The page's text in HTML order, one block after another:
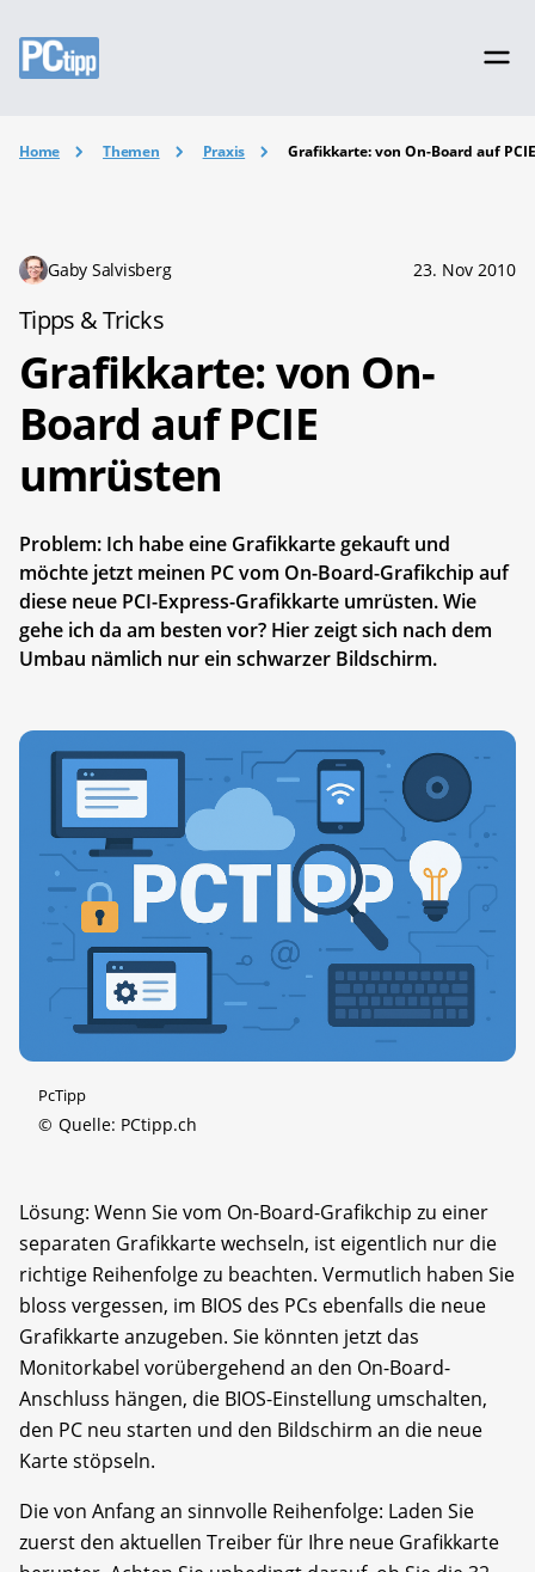
Home Themen Praxis Grafikkarte: von On-Board auf
Gaby Salvisberg 23. Nov 2010
Tipps & Tricks
Grafikkarte: von On-
Board auf PCIE
umrüsten
Problem: Ich habe eine Grafikkarte gekauft und
möchte jetzt meinen PC vom On-Board-Grafikchip auf
diese neue PCI-Express-Grafikkarte umrüsten. Wie
gehe ich da am besten vor? Hier zeigt sich nach dem
Umbau nämlich nur ein schwarzer Bildschirm.
PcTipp
© Quelle: PCtipp.ch
Lösung: Wenn Sie vom On-Board-Grafikchip zu einer
separaten Grafikkarte wechseln, ist eigentlich nur die
richtige Reihenfolge zu beachten. Vermutlich haben Sie
bloss vergessen, im BIOS des PCs ebenfalls die neue
Grafikkarte anzugeben. Sie könnten jetzt das
Monitorkabel vorübergehend an den On-Board-
Anschluss hängen, die BIOS-Einstellung umschalten,
den PC neu starten und den Bildschirm an die neue
Karte stöpseln.
Die von Anfang an sinnvolle Reihenfolge: Laden Sie
zuerst den aktuellen Treiber für Ihre neue Grafikkarte